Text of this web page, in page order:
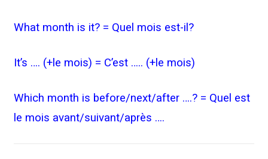
What month is it? = Quel mois est-il?
It’s …. (+le mois) = C’est ….. (+le mois)
Which month is before/next/after ….? = Quel est
le mois avant/suivant/après ….